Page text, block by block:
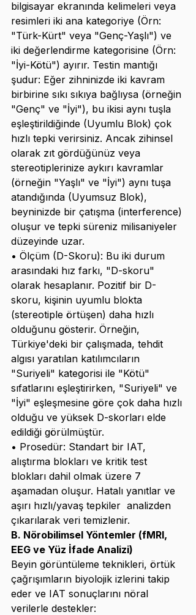
bilgisayar ekranında kelimeleri veya
resimleri iki ana kategoriye (Örn:
"Türk-Kürt" veya "Genç-Yaşlı") ve
iki değerlendirme kategorisine (Örn:
"İyi-Kötü") ayırır. Testin mantığı
şudur: Eğer zihninizde iki kavram
birbirine sıkı sıkıya bağlıysa (örneğin
"Genç" ve "İyi"), bu ikisi aynı tuşla
eşleştirildiğinde (Uyumlu Blok) çok
hızlı tepki verirsiniz. Ancak zihinsel
olarak zıt gördüğünüz veya
stereotiplerinize aykırı kavramlar
(örneğin "Yaşlı" ve "İyi") aynı tuşa
atandığında (Uyumsuz Blok),
beyninizde bir çatışma (interference)
oluşur ve tepki süreniz milisaniyeler
düzeyinde uzar.
• Ölçüm (D-Skoru): Bu iki durum
arasındaki hız farkı, "D-skoru"
olarak hesaplanır. Pozitif bir D-
skoru, kişinin uyumlu blokta
(stereotiple örtüşen) daha hızlı
olduğunu gösterir. Örneğin,
Türkiye'deki bir çalışmada, tehdit
algısı yaratılan katılımcıların
"Suriyeli" kategorisi ile "Kötü"
sıfatlarını eşleştirirken, "Suriyeli" ve
"İyi" eşleşmesine göre çok daha hızlı
olduğu ve yüksek D-skorları elde
edildiği görülmüştür.
• Prosedür: Standart bir IAT,
alıştırma blokları ve kritik test
blokları dahil olmak üzere 7
aşamadan oluşur. Hatalı yanıtlar ve
aşırı hızlı/yavaş tepkiler  analizden
çıkarılarak veri temizlenir.
B. Nörobilimsel Yöntemler (fMRI,
EEG ve Yüz İfade Analizi)
Beyin görüntüleme teknikleri, örtük
çağrışımların biyolojik izlerini takip
eder ve IAT sonuçlarını nöral
verilerle destekler: